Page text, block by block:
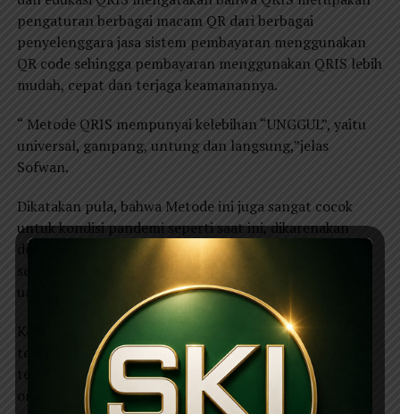
pengaturan berbagai macam QR dari berbagai
penyelenggara jasa sistem pembayaran menggunakan
QR code sehingga pembayaran menggunakan QRIS lebih
mudah, cepat dan terjaga keamanannya.
“ Metode QRIS mempunyai kelebihan “UNGGUL”, yaitu
universal, gampang, untung dan langsung,”jelas
Sofwan.
Dikatakan pula, bahwa Metode ini juga sangat cocok
untuk kondisi pandemi seperti saat ini, dikarenakan
dengan metode QRIS tidak menggunakan uang tunai
sehingga meminimalisasi penularan COVID-19 melalui
uang.
Kegiatan UMKM di Ngawi tersebut berjalan dengan
tetap memenuhi prokes yang ketat. Dalam kegaiatan
tersebut diikuti 60 orang secara offline dan 150 secara
online